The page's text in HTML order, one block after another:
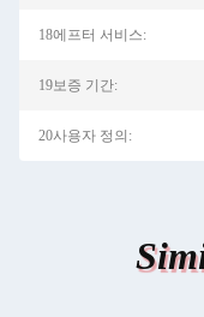
18에프터 서비스:
19보증 기간:
20사용자 정의: